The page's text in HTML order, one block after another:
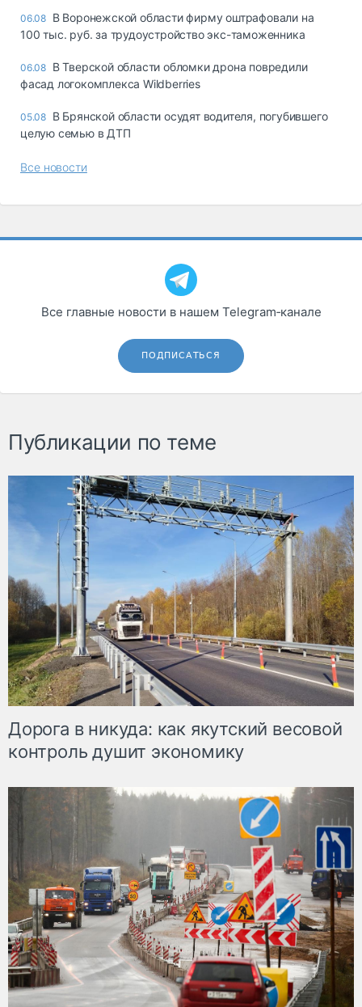
06.08 В Воронежской области фирму оштрафовали на
100 тыс. руб. за трудоустройство экс-таможенника
06.08 В Тверской области обломки дрона повредили
фасад логокомплекса Wildberries
05.08 В Брянской области осудят водителя, погубившего
целую семью в ДТП
Все новости
Все главные новости в нашем Telegram‑канале
ПОДПИСАТЬСЯ
Публикации по теме
Дорога в никуда: как якутский весовой
контроль душит экономику